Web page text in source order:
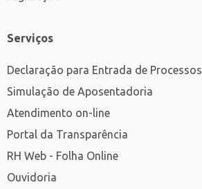
Serviços
Declaração para Entrada de Processos
Simulação de Aposentadoria
Atendimento on-line
Portal da Transparência
RH Web - Folha Online
Ouvidoria